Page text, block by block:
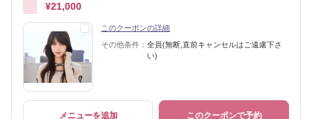
¥21,000
このクーポンの詳細
その他条件： 全員(無断,直前キャンセルはご遠慮下さ
い)
メニューを追加 このクーポンで予約